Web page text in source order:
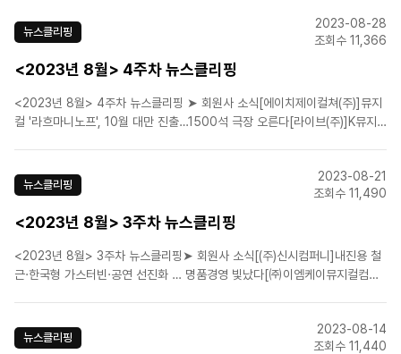
지컬 '태권, 날아올라', 두 번째 시즌 뜨거운..
뉴스클리핑
2023-08-28
조회수 11,366
<2023년 8월> 4주차 뉴스클리핑
<2023년 8월> 4주차 뉴스클리핑 ➤ 회원사 소식[에이치제이컬쳐(주)]뮤지
컬 '라흐마니노프', 10월 대만 진출…1500석 극장 오른다[라이브(주)]K뮤지
계…뮤지컬 장르만큼은 여전?..
뉴스클리핑
2023-08-21
조회수 11,490
<2023년 8월> 3주차 뉴스클리핑
<2023년 8월> 3주차 뉴스클리핑➤ 회원사 소식[(주)신시컴퍼니]내진용 철
근·한국형 가스터빈·공연 선진화 … 명품경영 빛났다[㈜이엠케이뮤지컬컴퍼
[㈜이엠케이뮤지컬컴퍼니]뮤지컬 ‘레베카’ 10..
뉴스클리핑
2023-08-14
조회수 11,440